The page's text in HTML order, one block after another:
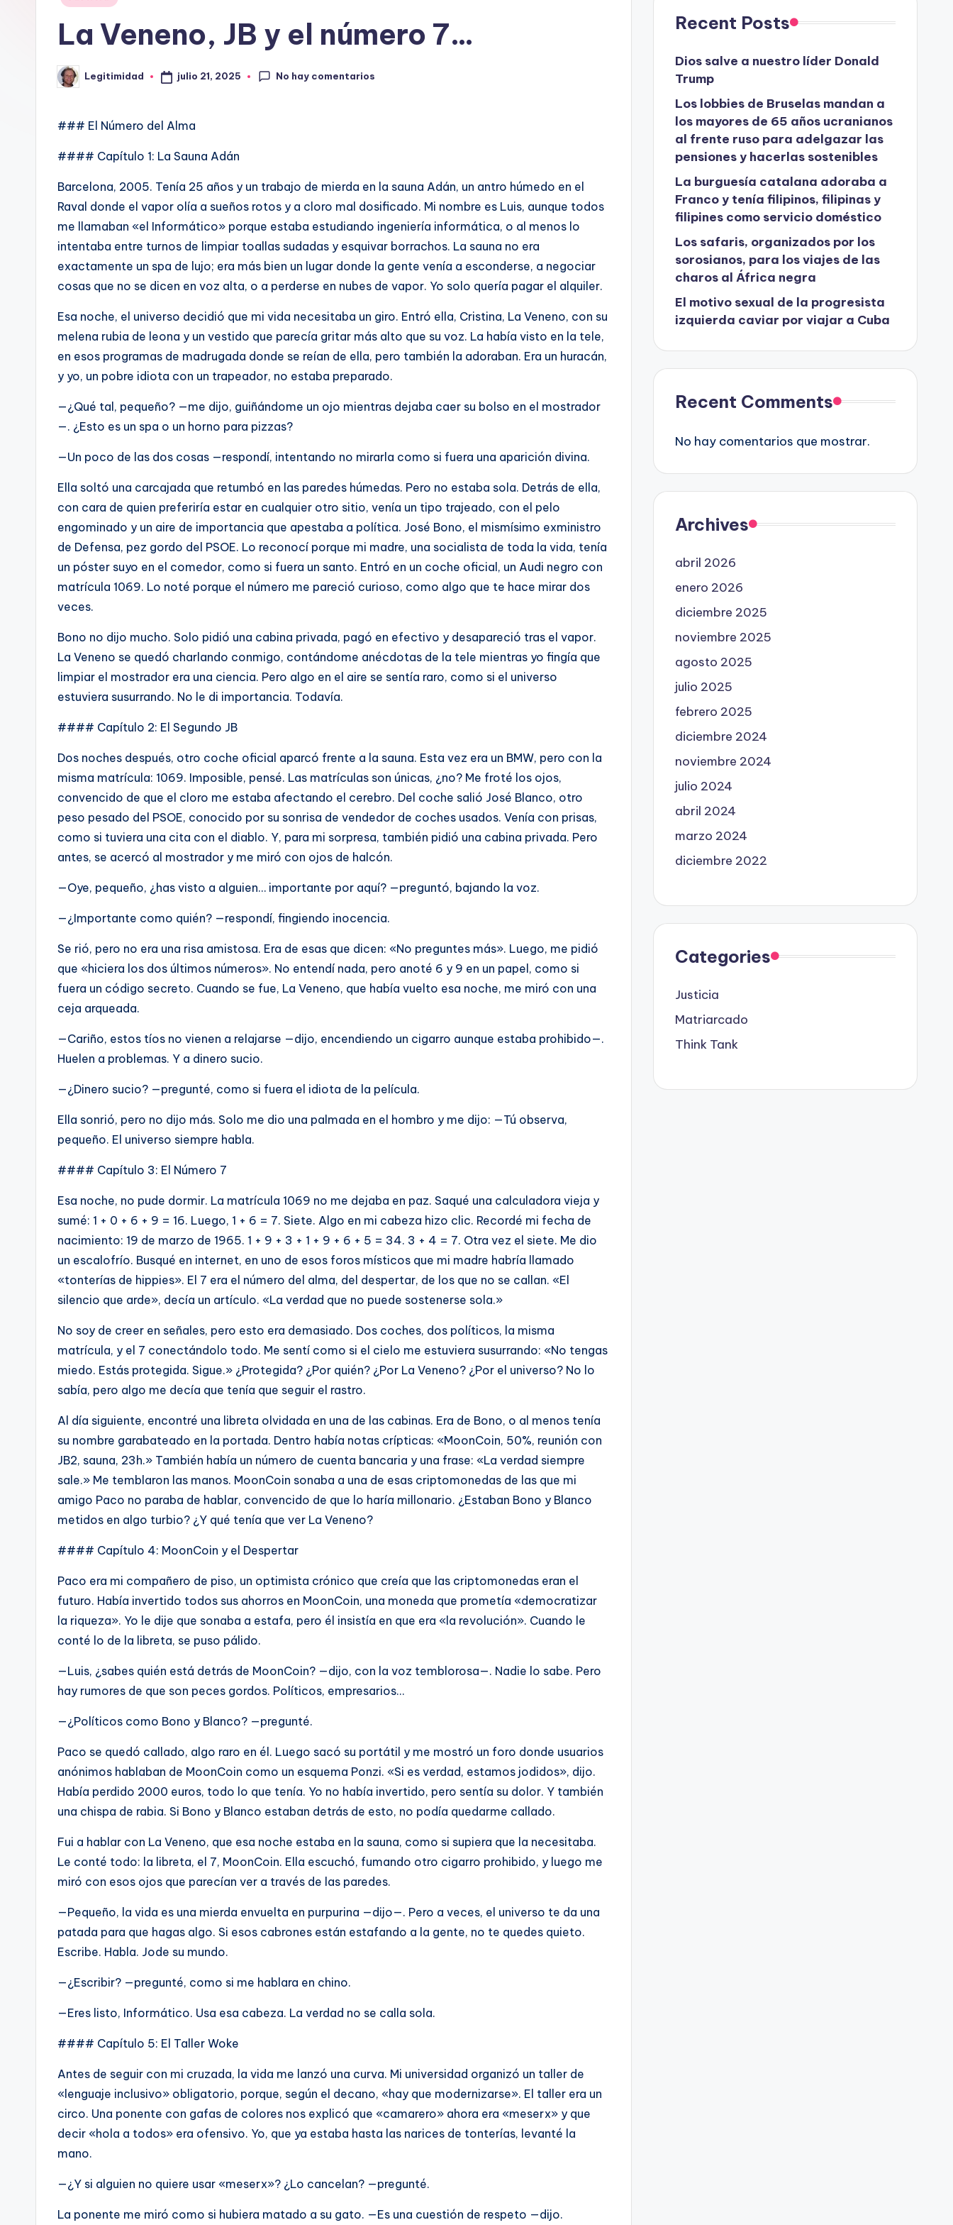
M
A
La Veneno, JB y el número 7…
Publicado
por
Legitimidad julio 21, 2025 No hay comentarios
### El Número del Alma
#### Capítulo 1: La Sauna Adán
Barcelona, 2005. Tenía 25 años y un trabajo de mierda en la sauna Adán, un antro húmedo en el
Raval donde el vapor olía a sueños rotos y a cloro mal dosificado. Mi nombre es Luis, aunque todos
me llamaban «el Informático» porque estaba estudiando ingeniería informática, o al menos lo
intentaba entre turnos de limpiar toallas sudadas y esquivar borrachos. La sauna no era
exactamente un spa de lujo; era más bien un lugar donde la gente venía a esconderse, a negociar
cosas que no se dicen en voz alta, o a perderse en nubes de vapor. Yo solo quería pagar el alquiler.
Esa noche, el universo decidió que mi vida necesitaba un giro. Entró ella, Cristina, La Veneno, con su
melena rubia de leona y un vestido que parecía gritar más alto que su voz. La había visto en la tele,
en esos programas de madrugada donde se reían de ella, pero también la adoraban. Era un huracán,
y yo, un pobre idiota con un trapeador, no estaba preparado.
—¿Qué tal, pequeño? —me dijo, guiñándome un ojo mientras dejaba caer su bolso en el mostrador
—. ¿Esto es un spa o un horno para pizzas?
—Un poco de las dos cosas —respondí, intentando no mirarla como si fuera una aparición divina.
Ella soltó una carcajada que retumbó en las paredes húmedas. Pero no estaba sola. Detrás de ella,
con cara de quien preferiría estar en cualquier otro sitio, venía un tipo trajeado, con el pelo
engominado y un aire de importancia que apestaba a política. José Bono, el mismísimo exministro
de Defensa, pez gordo del PSOE. Lo reconocí porque mi madre, una socialista de toda la vida, tenía
un póster suyo en el comedor, como si fuera un santo. Entró en un coche oficial, un Audi negro con
matrícula 1069. Lo noté porque el número me pareció curioso, como algo que te hace mirar dos
veces.
Bono no dijo mucho. Solo pidió una cabina privada, pagó en efectivo y desapareció tras el vapor.
La Veneno se quedó charlando conmigo, contándome anécdotas de la tele mientras yo fingía que
limpiar el mostrador era una ciencia. Pero algo en el aire se sentía raro, como si el universo
estuviera susurrando. No le di importancia. Todavía.
#### Capítulo 2: El Segundo JB
Dos noches después, otro coche oficial aparcó frente a la sauna. Esta vez era un BMW, pero con la
misma matrícula: 1069. Imposible, pensé. Las matrículas son únicas, ¿no? Me froté los ojos,
convencido de que el cloro me estaba afectando el cerebro. Del coche salió José Blanco, otro
peso pesado del PSOE, conocido por su sonrisa de vendedor de coches usados. Venía con prisas,
como si tuviera una cita con el diablo. Y, para mi sorpresa, también pidió una cabina privada. Pero
antes, se acercó al mostrador y me miró con ojos de halcón.
—Oye, pequeño, ¿has visto a alguien… importante por aquí? —preguntó, bajando la voz.
—¿Importante como quién? —respondí, fingiendo inocencia.
Se rió, pero no era una risa amistosa. Era de esas que dicen: «No preguntes más». Luego, me pidió
que «hiciera los dos últimos números». No entendí nada, pero anoté 6 y 9 en un papel, como si
fuera un código secreto. Cuando se fue, La Veneno, que había vuelto esa noche, me miró con una
ceja arqueada.
—Cariño, estos tíos no vienen a relajarse —dijo, encendiendo un cigarro aunque estaba prohibido—.
Huelen a problemas. Y a dinero sucio.
—¿Dinero sucio? —pregunté, como si fuera el idiota de la película.
Ella sonrió, pero no dijo más. Solo me dio una palmada en el hombro y me dijo: —Tú observa,
pequeño. El universo siempre habla.
#### Capítulo 3: El Número 7
Esa noche, no pude dormir. La matrícula 1069 no me dejaba en paz. Saqué una calculadora vieja y
sumé: 1 + 0 + 6 + 9 = 16. Luego, 1 + 6 = 7. Siete. Algo en mi cabeza hizo clic. Recordé mi fecha de
nacimiento: 19 de marzo de 1965. 1 + 9 + 3 + 1 + 9 + 6 + 5 = 34. 3 + 4 = 7. Otra vez el siete. Me dio
un escalofrío. Busqué en internet, en uno de esos foros místicos que mi madre habría llamado
«tonterías de hippies». El 7 era el número del alma, del despertar, de los que no se callan. «El
silencio que arde», decía un artículo. «La verdad que no puede sostenerse sola.»
No soy de creer en señales, pero esto era demasiado. Dos coches, dos políticos, la misma
matrícula, y el 7 conectándolo todo. Me sentí como si el cielo me estuviera susurrando: «No tengas
miedo. Estás protegida. Sigue.» ¿Protegida? ¿Por quién? ¿Por La Veneno? ¿Por el universo? No lo
sabía, pero algo me decía que tenía que seguir el rastro.
Al día siguiente, encontré una libreta olvidada en una de las cabinas. Era de Bono, o al menos tenía
su nombre garabateado en la portada. Dentro había notas crípticas: «MoonCoin, 50%, reunión con
JB2, sauna, 23h.» También había un número de cuenta bancaria y una frase: «La verdad siempre
sale.» Me temblaron las manos. MoonCoin sonaba a una de esas criptomonedas de las que mi
amigo Paco no paraba de hablar, convencido de que lo haría millonario. ¿Estaban Bono y Blanco
metidos en algo turbio? ¿Y qué tenía que ver La Veneno?
#### Capítulo 4: MoonCoin y el Despertar
Paco era mi compañero de piso, un optimista crónico que creía que las criptomonedas eran el
futuro. Había invertido todos sus ahorros en MoonCoin, una moneda que prometía «democratizar
la riqueza». Yo le dije que sonaba a estafa, pero él insistía en que era «la revolución». Cuando le
conté lo de la libreta, se puso pálido.
—Luis, ¿sabes quién está detrás de MoonCoin? —dijo, con la voz temblorosa—. Nadie lo sabe. Pero
hay rumores de que son peces gordos. Políticos, empresarios…
—¿Políticos como Bono y Blanco? —pregunté.
Paco se quedó callado, algo raro en él. Luego sacó su portátil y me mostró un foro donde usuarios
anónimos hablaban de MoonCoin como un esquema Ponzi. «Si es verdad, estamos jodidos», dijo.
Había perdido 2000 euros, todo lo que tenía. Yo no había invertido, pero sentía su dolor. Y también
una chispa de rabia. Si Bono y Blanco estaban detrás de esto, no podía quedarme callado.
Fui a hablar con La Veneno, que esa noche estaba en la sauna, como si supiera que la necesitaba.
Le conté todo: la libreta, el 7, MoonCoin. Ella escuchó, fumando otro cigarro prohibido, y luego me
miró con esos ojos que parecían ver a través de las paredes.
—Pequeño, la vida es una mierda envuelta en purpurina —dijo—. Pero a veces, el universo te da una
patada para que hagas algo. Si esos cabrones están estafando a la gente, no te quedes quieto.
Escribe. Habla. Jode su mundo.
—¿Escribir? —pregunté, como si me hablara en chino.
—Eres listo, Informático. Usa esa cabeza. La verdad no se calla sola.
#### Capítulo 5: El Taller Woke
Antes de seguir con mi cruzada, la vida me lanzó una curva. Mi universidad organizó un taller de
«lenguaje inclusivo» obligatorio, porque, según el decano, «hay que modernizarse». El taller era un
circo. Una ponente con gafas de colores nos explicó que «camarero» ahora era «meserx» y que
decir «hola a todos» era ofensivo. Yo, que ya estaba hasta las narices de tonterías, levanté la
mano.
—¿Y si alguien no quiere usar «meserx»? ¿Lo cancelan? —pregunté.
La ponente me miró como si hubiera matado a su gato. —Es una cuestión de respeto —dijo.
Recent Posts
Dios salve a nuestro líder Donald
Trump
Los lobbies de Bruselas mandan a
los mayores de 65 años ucranianos
al frente ruso para adelgazar las
pensiones y hacerlas sostenibles
La burguesía catalana adoraba a
Franco y tenía filipinos, filipinas y
filipines como servicio doméstico
Los safaris, organizados por los
sorosianos, para los viajes de las
charos al África negra
El motivo sexual de la progresista
izquierda caviar por viajar a Cuba
Recent Comments
No hay comentarios que mostrar.
Archives
abril 2026
enero 2026
diciembre 2025
noviembre 2025
agosto 2025
julio 2025
febrero 2025
diciembre 2024
noviembre 2024
julio 2024
abril 2024
marzo 2024
diciembre 2022
Categories
Justicia
Matriarcado
Think Tank